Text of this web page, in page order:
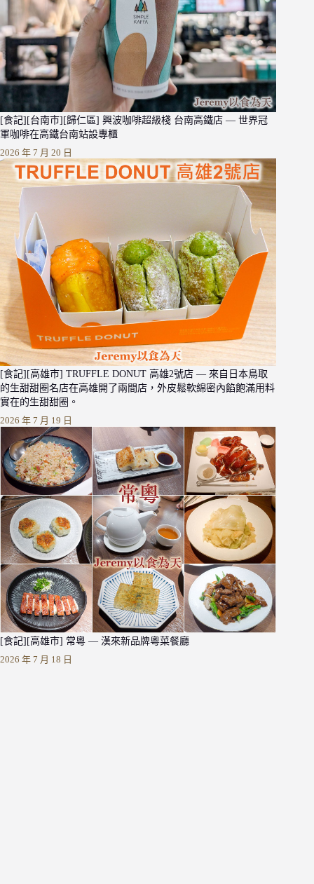
[食記][台南市][歸仁區] 興波咖啡超級棧 台南高鐵店 — 世界冠
軍咖啡在高鐵台南站設專櫃
2026 年 7 月 20 日
[食記][高雄市] TRUFFLE DONUT 高雄2號店 — 來自日本鳥取
的生甜甜圈名店在高雄開了兩間店，外皮鬆軟綿密內餡飽滿用料
實在的生甜甜圈。
2026 年 7 月 19 日
[食記][高雄市] 常粵 — 漢來新品牌粵菜餐廳
2026 年 7 月 18 日